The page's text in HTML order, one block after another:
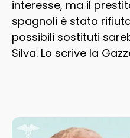
interesse, ma il
spagnoli è stato
possibili sostituti
Silva. Lo scrive la